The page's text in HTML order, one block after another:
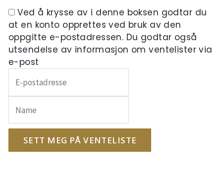
Ved å krysse av i denne boksen godtar du
at en konto opprettes ved bruk av den
oppgitte e-postadressen. Du godtar også
utsendelse av informasjon om ventelister via
e-post
inn
e-
postadressen
din
SETT MEG PÅ VENTELISTE